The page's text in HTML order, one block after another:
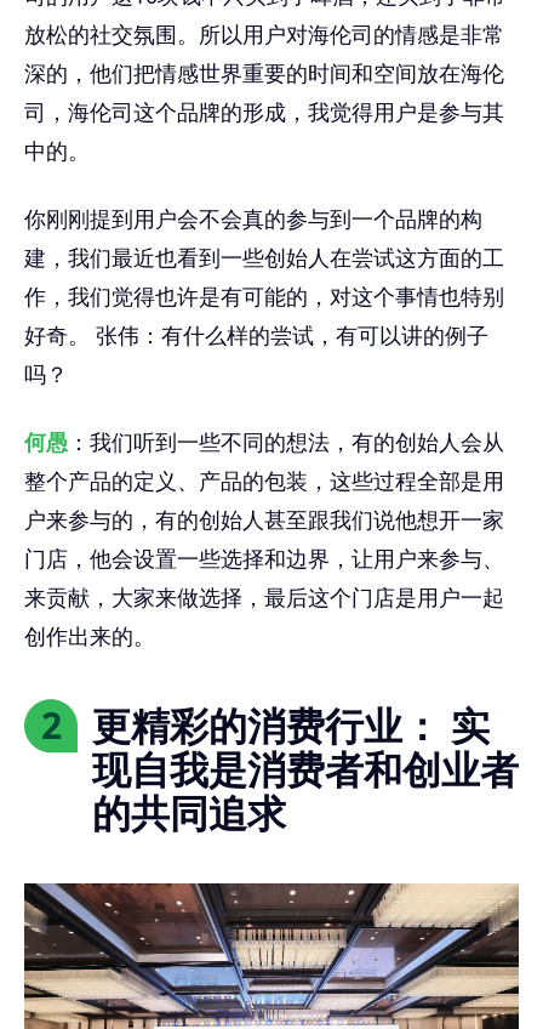
放松的社交氛围。所以用户对海伦司的情感是非常
深的，他们把情感世界重要的时间和空间放在海伦
司，海伦司这个品牌的形成，我觉得用户是参与其
中的。
你刚刚提到用户会不会真的参与到一个品牌的构
建，我们最近也看到一些创始人在尝试这方面的工
作，我们觉得也许是有可能的，对这个事情也特别
好奇。 张伟：有什么样的尝试，有可以讲的例子
吗？
何愚 ：我们听到一些不同的想法，有的创始人会从
整个产品的定义、产品的包装，这些过程全部是用
户来参与的，有的创始人甚至跟我们说他想开一家
门店，他会设置一些选择和边界，让用户来参与、
来贡献，大家来做选择，最后这个门店是用户一起
创作出来的。
2
更精彩的消费行业： 实
现自我是消费者和创业者
的共同追求